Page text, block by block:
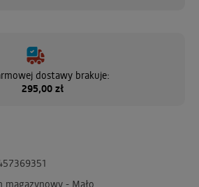
dostawy brakuje:
295,00 zł
magazynowy - Mało